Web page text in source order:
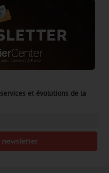
et évolutions de la
newsletter